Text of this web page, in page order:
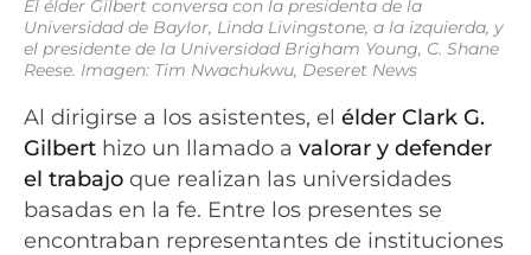
El élder Gilbert conversa con la presidenta de la
Universidad de Baylor, Linda Livingstone, a la izquierda, y
el presidente de la Universidad Brigham Young, C. Shane
Reese. Imagen: Tim Nwachukwu, Deseret News
Al dirigirse a los asistentes, el élder Clark G.
Gilbert hizo un llamado a valorar y defender
el trabajo que realizan las universidades
basadas en la fe. Entre los presentes se
encontraban representantes de instituciones